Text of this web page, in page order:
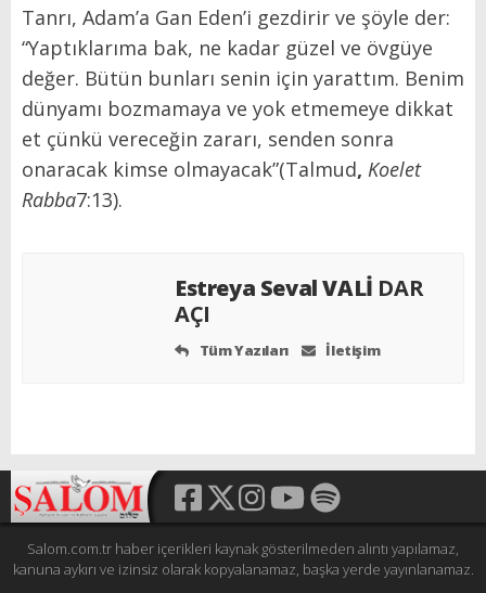
Tanrı, Adam’a Gan Eden’i gezdirir ve şöyle der:
“Yaptıklarıma bak, ne kadar güzel ve övgüye
değer. Bütün bunları senin için yarattım. Benim
dünyamı bozmamaya ve yok etmemeye dikkat
et çünkü vereceğin zararı, senden sonra
onaracak kimse olmayacak”(Talmud, Koelet
Rabba7:13).
Estreya Seval VALİ DAR
AÇI
Tüm Yazıları İletişim
Salom.com.tr haber içerikleri kaynak gösterilmeden alıntı yapılamaz,
kanuna aykırı ve izinsiz olarak kopyalanamaz, başka yerde yayınlanamaz.